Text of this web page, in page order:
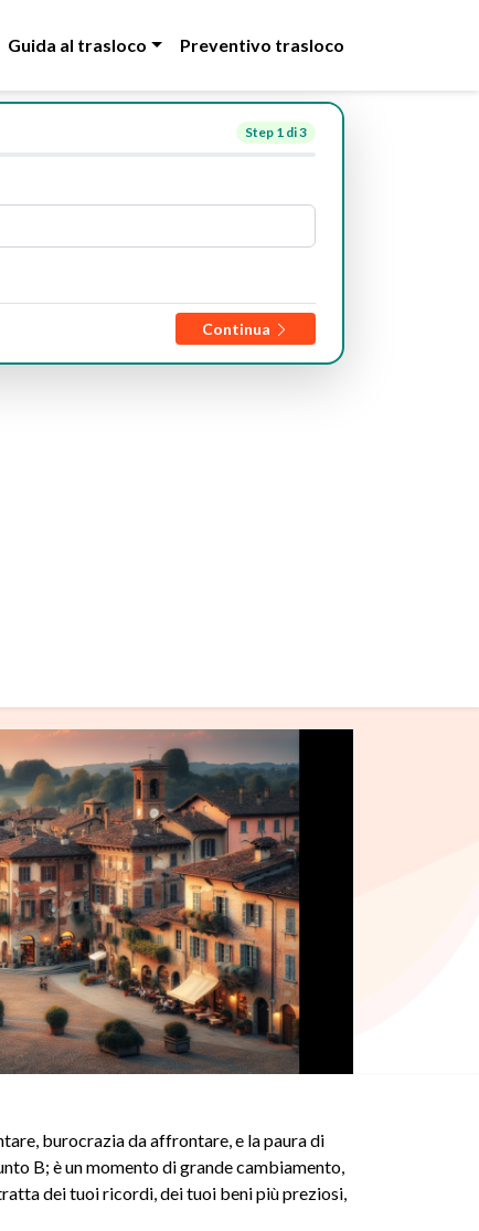
Guida al trasloco Preventivo trasloco
Step 1 di 3
Continua
burocrazia da affrontare, e la paura di
B; è un momento di grande cambiamento,
dei tuoi ricordi, dei tuoi beni più preziosi,